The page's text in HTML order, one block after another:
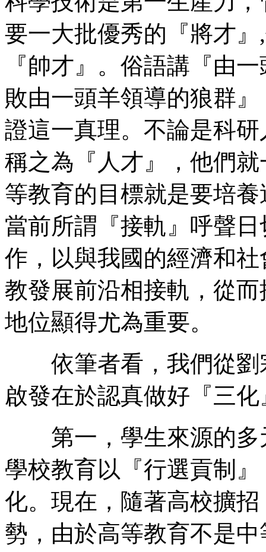
要一大批優秀的『將才
『帥才』。俗語講『由
敗由一頭羊領導的狼群
證這一真理。不論是科
稱之為『人才』，他們
等教育的目標就是要培
當前所謂『接軌』呼聲
作，以與我國的經濟和
教發展前沿相接軌，從
地位顯得尤為重要。
依筆者看，我們從劉
啟發在於認真做好『三化
第一，學生來源的多
學校教育以『行選貢制
化。現在，隨著高校擴
勢，由於高等教育不是